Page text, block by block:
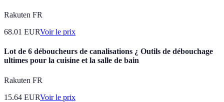
Rakuten FR
68.01 EURVoir le prix
Lot de 6 déboucheurs de canalisations ¿ Outils de débouchage
ultimes pour la cuisine et la salle de bain
Rakuten FR
15.64 EURVoir le prix